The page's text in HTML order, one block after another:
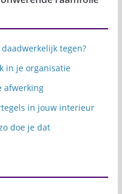
tegen?
in je organisatie
afwerking
in jouw interieur
doe je dat